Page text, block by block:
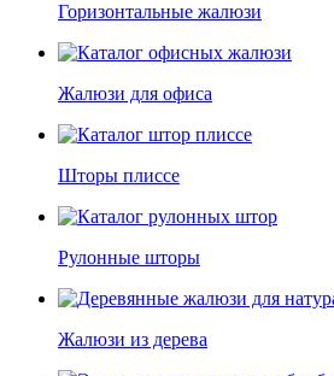
Горизонтальные жалюзи
Жалюзи для офиса
Шторы плиссе
Рулонные шторы
Жалюзи из дерева